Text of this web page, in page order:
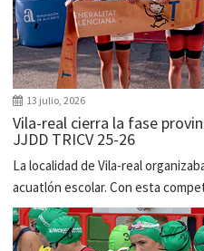
13 julio, 2026
Vila-real cierra la fase
JJDD TRICV 25-26
La localidad de Vila-real
acuatlón escolar. Con esta